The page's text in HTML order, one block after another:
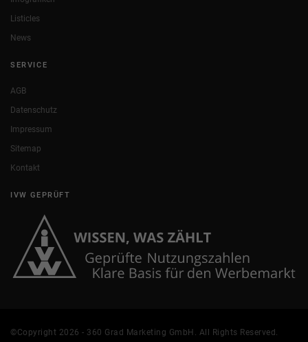
Listicles
News
SERVICE
AGB
Datenschutz
Impressum
Sitemap
Kontakt
IVW GEPRÜFT
©Copyright 2026 - 360 Grad Marketing GmbH. All Rights Reserved.